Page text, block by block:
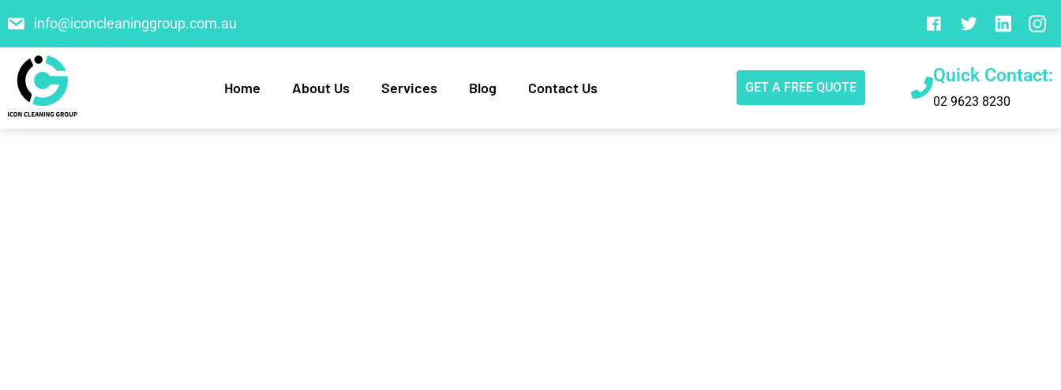
info@iconcleaninggroup.com.au
Home About Us Services Blog Contact Us GET A FREE QUOTE
Quick Contact:
02 9623 8230